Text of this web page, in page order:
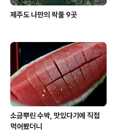
제주도 나만의 락풀 9곳
소금뿌린 수박, 맛있다기에 직접
먹어봤더니